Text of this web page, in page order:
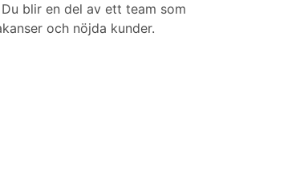
blir en del av ett team som
och nöjda kunder.